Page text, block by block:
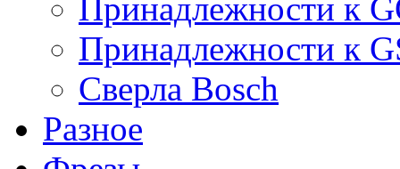
Принадлежности к
Принадлежности к
Сверла Bosch
Разное